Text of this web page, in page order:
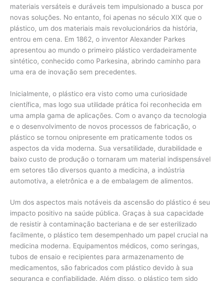
materiais versáteis e duráveis tem impulsionado a busca por
novas soluções. No entanto, foi apenas no século XIX que o
plástico, um dos materiais mais revolucionários da história,
entrou em cena. Em 1862, o inventor Alexander Parkes
apresentou ao mundo o primeiro plástico verdadeiramente
sintético, conhecido como Parkesina, abrindo caminho para
uma era de inovação sem precedentes.
Inicialmente, o plástico era visto como uma curiosidade
científica, mas logo sua utilidade prática foi reconhecida em
uma ampla gama de aplicações. Com o avanço da tecnologia
e o desenvolvimento de novos processos de fabricação, o
plástico se tornou onipresente em praticamente todos os
aspectos da vida moderna. Sua versatilidade, durabilidade e
baixo custo de produção o tornaram um material indispensável
em setores tão diversos quanto a medicina, a indústria
automotiva, a eletrônica e a de embalagem de alimentos.
Um dos aspectos mais notáveis da ascensão do plástico é seu
impacto positivo na saúde pública. Graças à sua capacidade
de resistir à contaminação bacteriana e de ser esterilizado
facilmente, o plástico tem desempenhado um papel crucial na
medicina moderna. Equipamentos médicos, como seringas,
tubos de ensaio e recipientes para armazenamento de
medicamentos, são fabricados com plástico devido à sua
segurança e confiabilidade. Além disso, o plástico tem sido